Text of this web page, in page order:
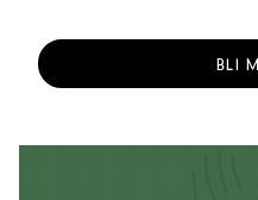
BLI